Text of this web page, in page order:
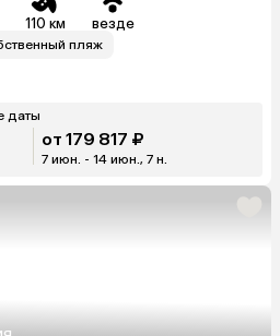
110 км везде
пляж
даты
от 179 817 ₽
7 июн. - 14 июн., 7 н.